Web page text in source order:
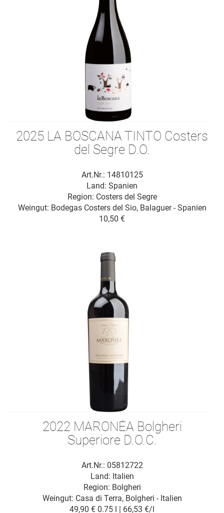
2025 LA BOSCANA TINTO Costers
del Segre D.O.
Art.Nr.: 14810125
Weingut: Bodegas Costers del Sio, Balaguer - Spanien
Land: Spanien
Region: Costers del Segre
10,50 €
2022 MARONÉA Bolgheri
Superiore D.O.C.
Art.Nr.: 05812722
Region: Bolgheri
Weingut: Casa di Terra, Bolgheri - Italien
Land: Italien
49,90 € 0.75 l | 66,53 €/l